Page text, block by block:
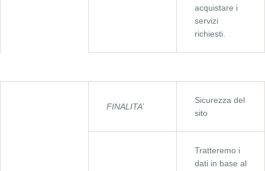
acquistare i
servizi
richiesti.
FINALITA’
Sicurezza del
sito
Tratteremo i
dati in base al